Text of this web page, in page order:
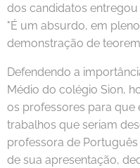
dos candidatos
"É um absurdo, em
demonstração de
Defendendo a
Médio do colégio Sion,
os professores para que
trabalhos que seriam
professora de
de sua apresentação,